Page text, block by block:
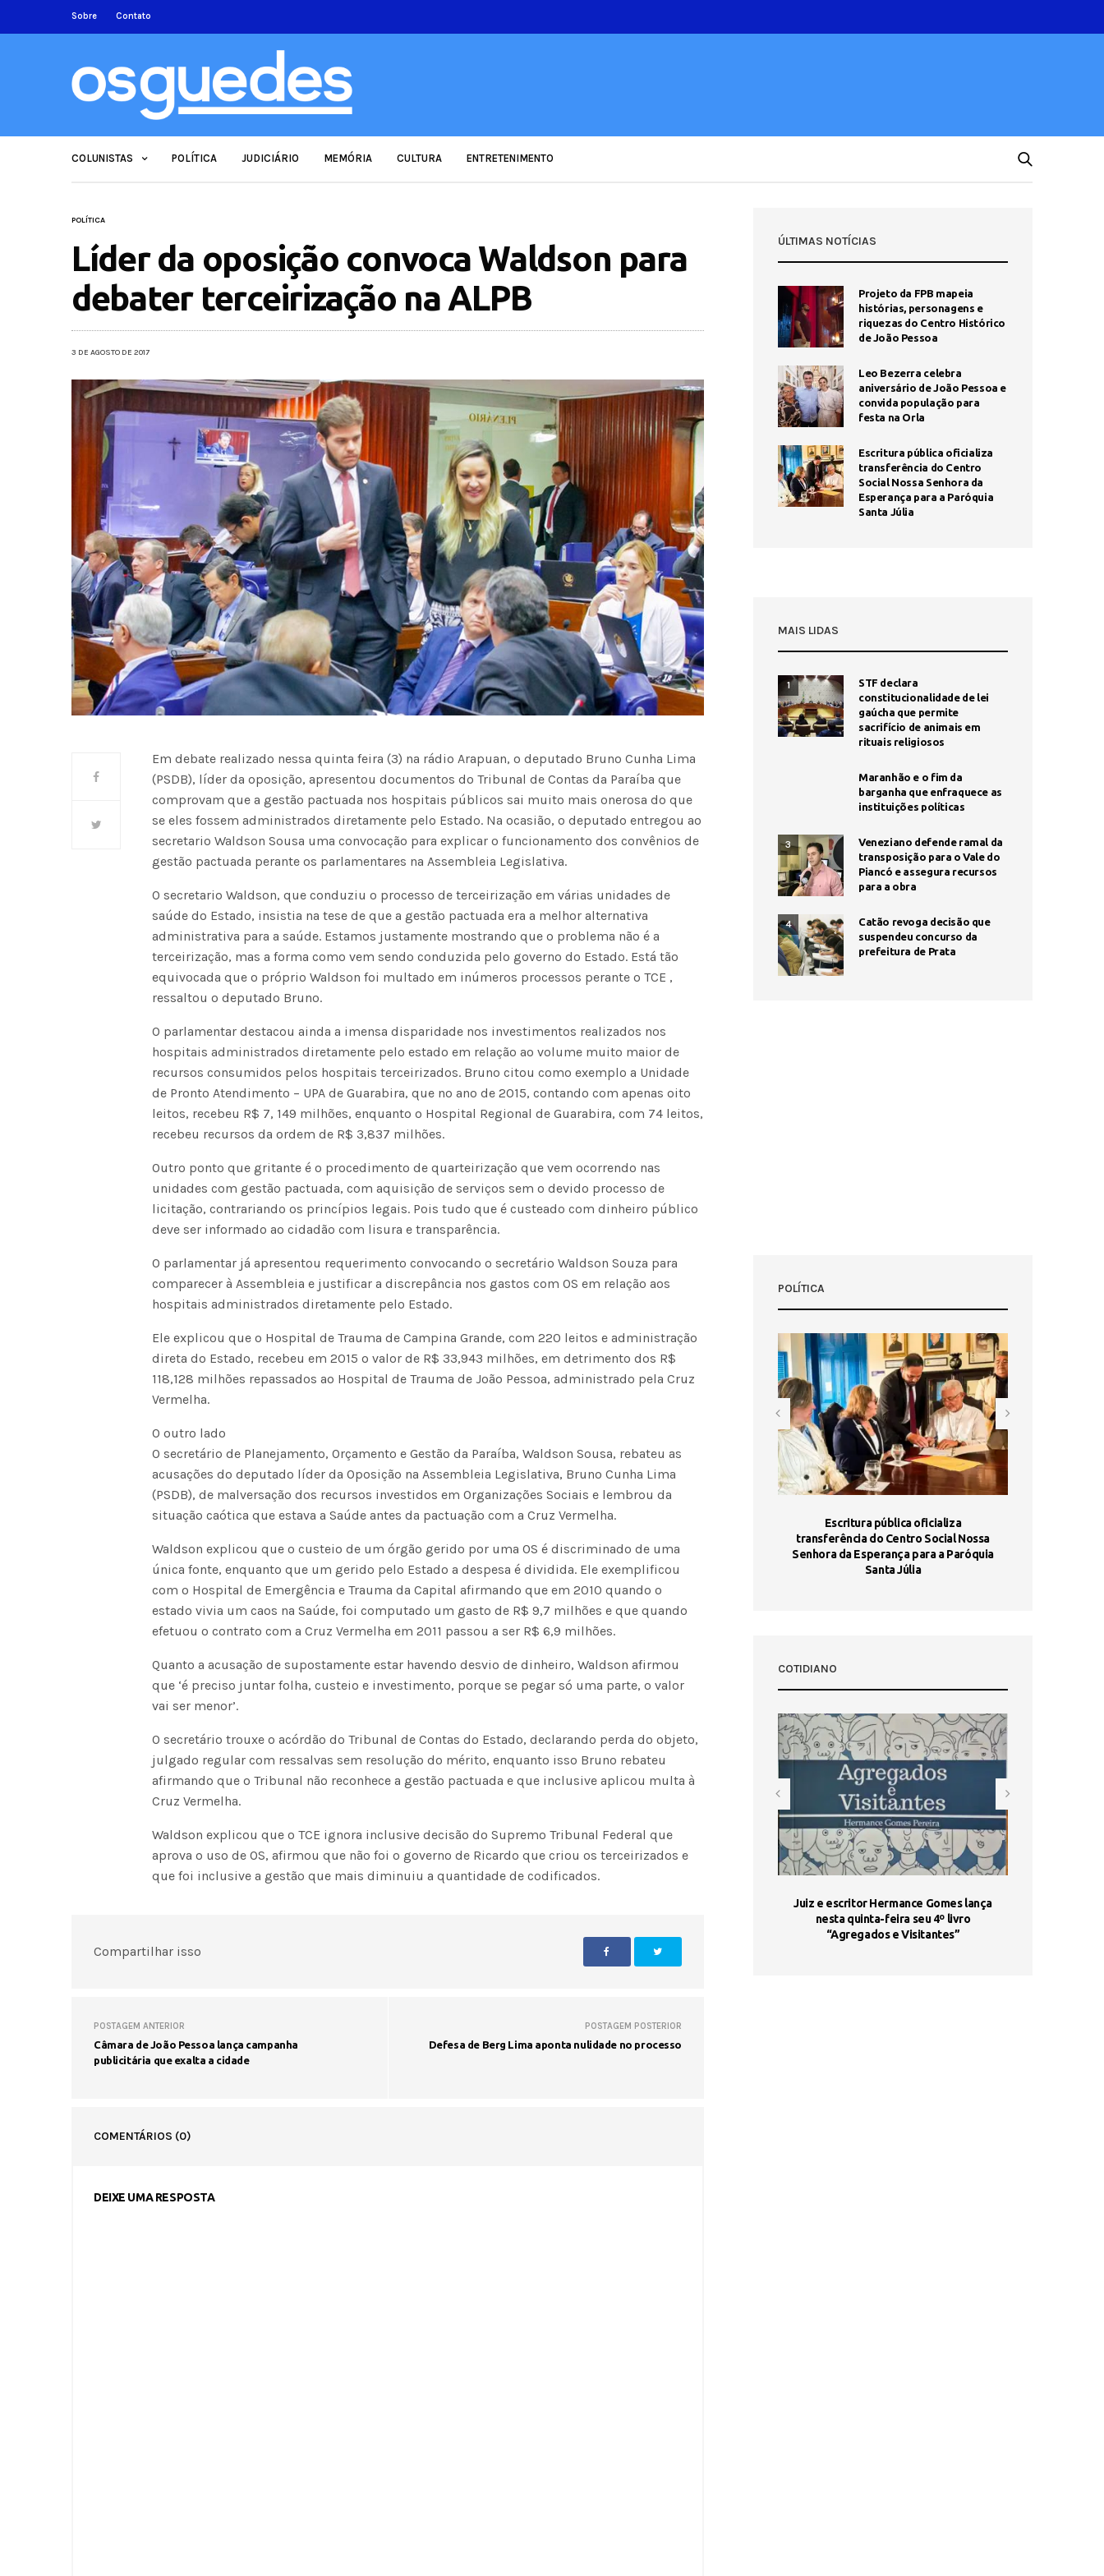
Sobre Contato
COLUNISTAS POLÍTICA JUDICIÁRIO MEMÓRIA CULTURA ENTRETENIMENTO
POLÍTICA
Líder da oposição convoca Waldson para
debater terceirização na ALPB
3 DE AGOSTO DE 2017
Em debate realizado nessa quinta feira (3) na rádio Arapuan, o deputado Bruno Cunha Lima
(PSDB), líder da oposição, apresentou documentos do Tribunal de Contas da Paraíba que
comprovam que a gestão pactuada nos hospitais públicos sai muito mais onerosa do que
se eles fossem administrados diretamente pelo Estado. Na ocasião, o deputado entregou ao
secretario Waldson Sousa uma convocação para explicar o funcionamento dos convênios de
gestão pactuada perante os parlamentares na Assembleia Legislativa.
O secretario Waldson, que conduziu o processo de terceirização em várias unidades de
saúde do Estado, insistia na tese de que a gestão pactuada era a melhor alternativa
administrativa para a saúde. Estamos justamente mostrando que o problema não é a
terceirização, mas a forma como vem sendo conduzida pelo governo do Estado. Está tão
equivocada que o próprio Waldson foi multado em inúmeros processos perante o TCE ,
ressaltou o deputado Bruno.
O parlamentar destacou ainda a imensa disparidade nos investimentos realizados nos
hospitais administrados diretamente pelo estado em relação ao volume muito maior de
recursos consumidos pelos hospitais terceirizados. Bruno citou como exemplo a Unidade
de Pronto Atendimento – UPA de Guarabira, que no ano de 2015, contando com apenas oito
leitos, recebeu R$ 7, 149 milhões, enquanto o Hospital Regional de Guarabira, com 74 leitos,
recebeu recursos da ordem de R$ 3,837 milhões.
Outro ponto que gritante é o procedimento de quarteirização que vem ocorrendo nas
unidades com gestão pactuada, com aquisição de serviços sem o devido processo de
licitação, contrariando os princípios legais. Pois tudo que é custeado com dinheiro público
deve ser informado ao cidadão com lisura e transparência.
O parlamentar já apresentou requerimento convocando o secretário Waldson Souza para
comparecer à Assembleia e justificar a discrepância nos gastos com OS em relação aos
hospitais administrados diretamente pelo Estado.
Ele explicou que o Hospital de Trauma de Campina Grande, com 220 leitos e administração
direta do Estado, recebeu em 2015 o valor de R$ 33,943 milhões, em detrimento dos R$
118,128 milhões repassados ao Hospital de Trauma de João Pessoa, administrado pela Cruz
Vermelha.
O outro lado
O secretário de Planejamento, Orçamento e Gestão da Paraíba, Waldson Sousa, rebateu as
acusações do deputado líder da Oposição na Assembleia Legislativa, Bruno Cunha Lima
(PSDB), de malversação dos recursos investidos em Organizações Sociais e lembrou da
situação caótica que estava a Saúde antes da pactuação com a Cruz Vermelha.
Waldson explicou que o custeio de um órgão gerido por uma OS é discriminado de uma
única fonte, enquanto que um gerido pelo Estado a despesa é dividida. Ele exemplificou
com o Hospital de Emergência e Trauma da Capital afirmando que em 2010 quando o
estado vivia um caos na Saúde, foi computado um gasto de R$ 9,7 milhões e que quando
efetuou o contrato com a Cruz Vermelha em 2011 passou a ser R$ 6,9 milhões.
Quanto a acusação de supostamente estar havendo desvio de dinheiro, Waldson afirmou
que ‘é preciso juntar folha, custeio e investimento, porque se pegar só uma parte, o valor
vai ser menor’.
O secretário trouxe o acórdão do Tribunal de Contas do Estado, declarando perda do objeto,
julgado regular com ressalvas sem resolução do mérito, enquanto isso Bruno rebateu
afirmando que o Tribunal não reconhece a gestão pactuada e que inclusive aplicou multa à
Cruz Vermelha.
Waldson explicou que o TCE ignora inclusive decisão do Supremo Tribunal Federal que
aprova o uso de OS, afirmou que não foi o governo de Ricardo que criou os terceirizados e
que foi inclusive a gestão que mais diminuiu a quantidade de codificados.
Compartilhar isso
POSTAGEM ANTERIOR
Câmara de João Pessoa lança campanha
publicitária que exalta a cidade
POSTAGEM POSTERIOR
Defesa de Berg Lima aponta nulidade no processo
COMENTÁRIOS (0)
DEIXE UMA RESPOSTA
ÚLTIMAS NOTÍCIAS
Projeto da FPB mapeia
histórias, personagens e
riquezas do Centro Histórico
de João Pessoa
Leo Bezerra celebra
aniversário de João Pessoa e
convida população para
festa na Orla
Escritura pública oficializa
transferência do Centro
Social Nossa Senhora da
Esperança para a Paróquia
Santa Júlia
MAIS LIDAS
1
STF declara
constitucionalidade de lei
gaúcha que permite
sacrifício de animais em
rituais religiosos
Maranhão e o fim da
barganha que enfraquece as
instituições políticas
3
Veneziano defende ramal da
transposição para o Vale do
Piancó e assegura recursos
para a obra
4
Catão revoga decisão que
suspendeu concurso da
prefeitura de Prata
POLÍTICA
Fátima Silva lança livro sobre a história
Escritura pública oficializa
transferência do Centro Social Nossa
Senhora da Esperança para a Paróquia
Santa Júlia
COTIDIANO
os seus direitos
Juiz e escritor Hermance Gomes lança
nesta quinta-feira seu 4º livro
“Agregados e Visitantes”